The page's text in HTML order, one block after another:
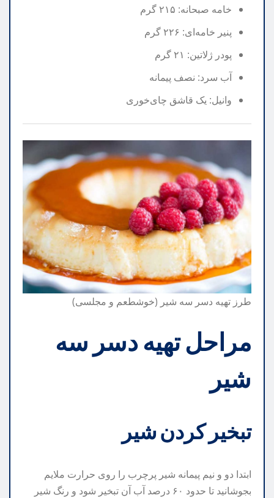
خامه صبحانه: ۲۱۵ گرم
پنیر خامه‌ای: ۲۲۶ گرم
پودر ژلاتین: ۲۱ گرم
آب سرد: نصف پیمانه
وانیل: یک قاشق چای‌خوری
طرز تهیه دسر سه شیر (خوشطعم و مجلسی)
مراحل تهیه دسر سه
شیر
تبخیر کردن شیر
ابتدا دو و نیم پیمانه شیر پرچرب را روی حرارت ملایم
بجوشانید تا حدود ۶۰ درصد آب آن تبخیر شود و رنگ شیر